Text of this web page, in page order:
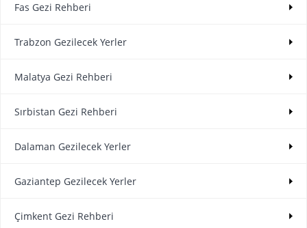
Fas Gezi Rehberi
Trabzon Gezilecek Yerler
Malatya Gezi Rehberi
Sırbistan Gezi Rehberi
Dalaman Gezilecek Yerler
Gaziantep Gezilecek Yerler
Çimkent Gezi Rehberi